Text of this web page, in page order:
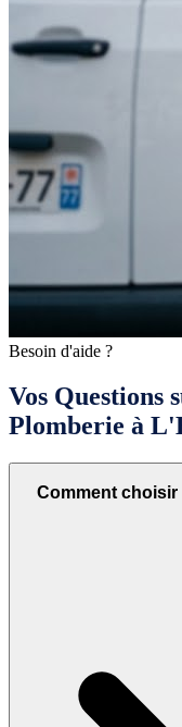
Besoin d'aide ?
Vos Questions
Plomberie à
Comment